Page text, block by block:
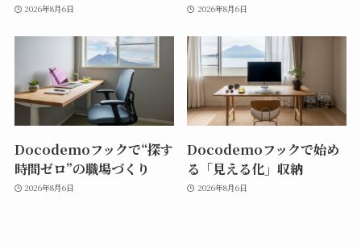
2026年8月6日 2026年8月6日
Docodemoフックで“探す
時間ゼロ”の職場づくり
2026年8月6日
Docodemoフックで始め
る「見える化」収納
2026年8月6日